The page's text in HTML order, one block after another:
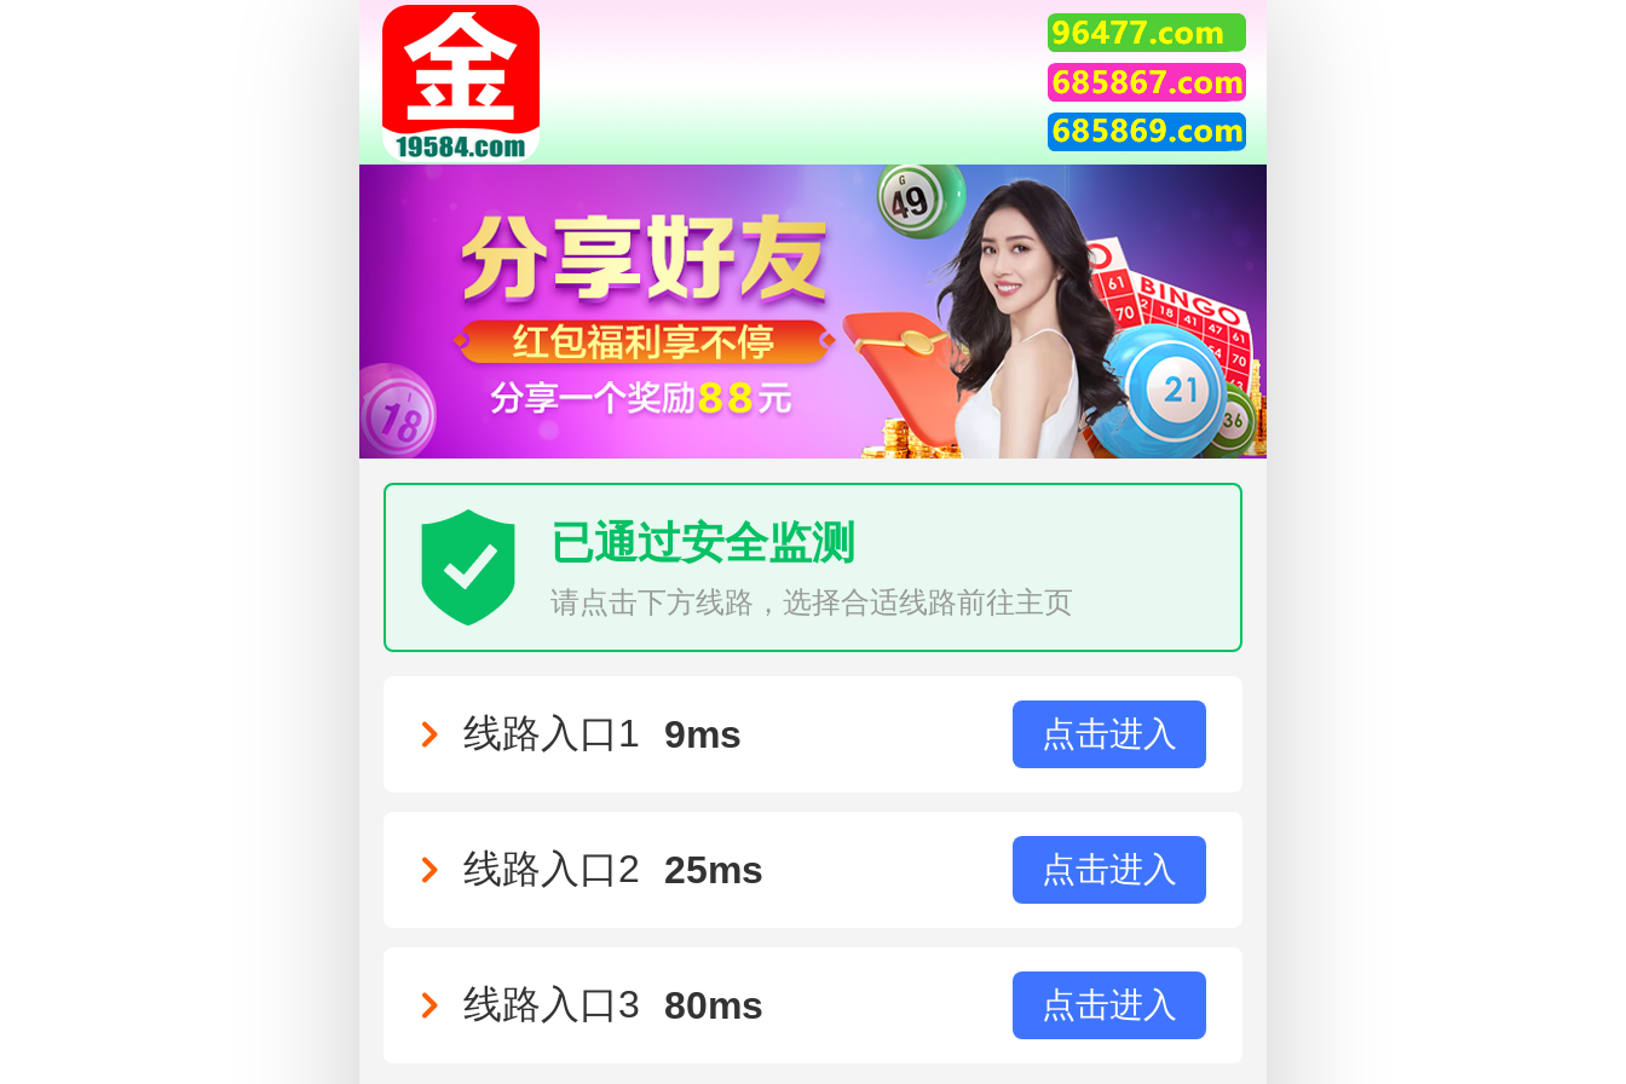
已通过安全监测
请点击下方线路，选择合适线路前往主页
线路入口1 点击进入
9ms
线路入口2 点击进入
25ms
线路入口3 点击进入
80ms